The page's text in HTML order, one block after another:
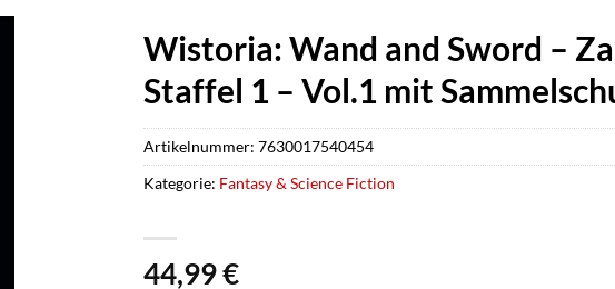
Wistoria: Wand and Sword –
Staffel 1 – Vol.1 mit
44,99€
Artikelnummer: 7630017540454
Kategorie: Fantasy & Science Fiction